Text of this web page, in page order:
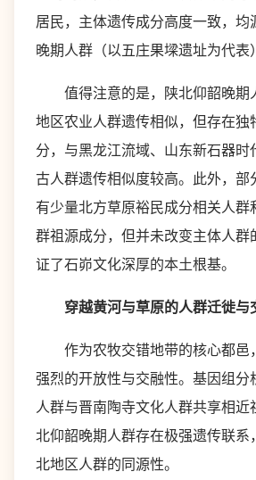
居民，主体遗传成分高度一致，均
晚期人群（以五庄果墚遗址为代表
值得注意的是，陕北仰韶晚期
地区农业人群遗传相似，但存在独
分，与黑龙江流域、山东新石器时
古人群遗传相似度较高。此外，部
有少量北方草原裕民成分相关人群
群祖源成分，但并未改变主体人群
证了石峁文化深厚的本土根基。
穿越黄河与草原的人群迁徙与
作为农牧交错地带的核心都邑
强烈的开放性与交融性。基因组分
人群与晋南陶寺文化人群共享相近
北仰韶晚期人群存在极强遗传联系
北地区人群的同源性。